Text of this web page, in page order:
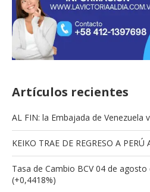
Artículos recientes
AL FIN: la Embajada de Venezuela
KEIKO TRAE DE REGRESO A PERÚ
Tasa de Cambio BCV 04 de
(+0,4418%)